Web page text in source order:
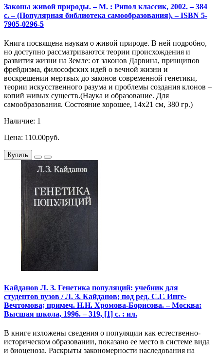
Законы живой природы. – М. : Рипол классик, 2002. – 384
с. – (Популярная библиотека самообразования). – ISBN 5-
7905-0296-5
Книга посвящена наукам о живой природе. В ней подробно,
но доступно рассматриваются теории происхождения и
развития жизни на Земле: от законов Дарвина, принципов
фрейдизма, философских идей о вечной жизни и
воскрешении мертвых до законов современной генетики,
теории искусственного разума и проблемы создания клонов –
копий живых существ.(Наука и образование. Для
самообразования. Состояние хорошее, 14х21 см, 380 гр.)
Наличие: 1
Цена: 110.00руб.
Купить
Кайданов Л. З. Генетика популяций: учебник для
студентов вузов / Л. З. Кайданов; под ред. С.Г. Инге-
Вечтомова; примеч. Н.Н. Хромова-Борисова. – Москва:
Высшая школа, 1996. – 319, [1] с. : ил.
В книге изложены сведения о популяции как естественно-
историческом образовании, показано ее место в системе вида
и биоценоза. Раскрыты закономерности наследования на